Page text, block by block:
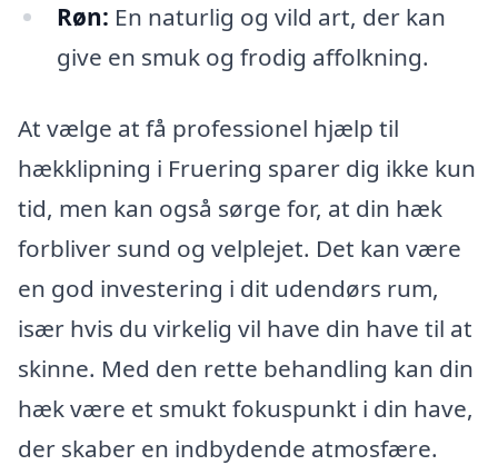
Røn: En naturlig og vild art, der kan
give en smuk og frodig affolkning.
At vælge at få professionel hjælp til
hækklipning i Fruering sparer dig ikke kun
tid, men kan også sørge for, at din hæk
forbliver sund og velplejet. Det kan være
en god investering i dit udendørs rum,
især hvis du virkelig vil have din have til at
skinne. Med den rette behandling kan din
hæk være et smukt fokuspunkt i din have,
der skaber en indbydende atmosfære.